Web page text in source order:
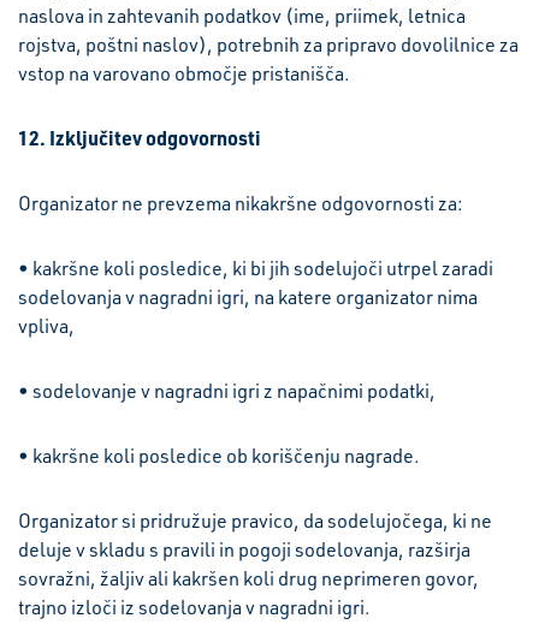
naslova in zahtevanih podatkov (ime, priimek, letnica
rojstva, poštni naslov), potrebnih za pripravo dovolilnice za
vstop na varovano območje pristanišča.
12. Izključitev odgovornosti
Organizator ne prevzema nikakršne odgovornosti za:
• kakršne koli posledice, ki bi jih sodelujoči utrpel zaradi
sodelovanja v nagradni igri, na katere organizator nima
vpliva,
• sodelovanje v nagradni igri z napačnimi podatki,
• kakršne koli posledice ob koriščenju nagrade.
Organizator si pridružuje pravico, da sodelujočega, ki ne
deluje v skladu s pravili in pogoji sodelovanja, razširja
sovražni, žaljiv ali kakršen koli drug neprimeren govor,
trajno izloči iz sodelovanja v nagradni igri.